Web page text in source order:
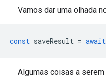
Vamos dar uma olhada
const saveResult = await
Algumas coisas a